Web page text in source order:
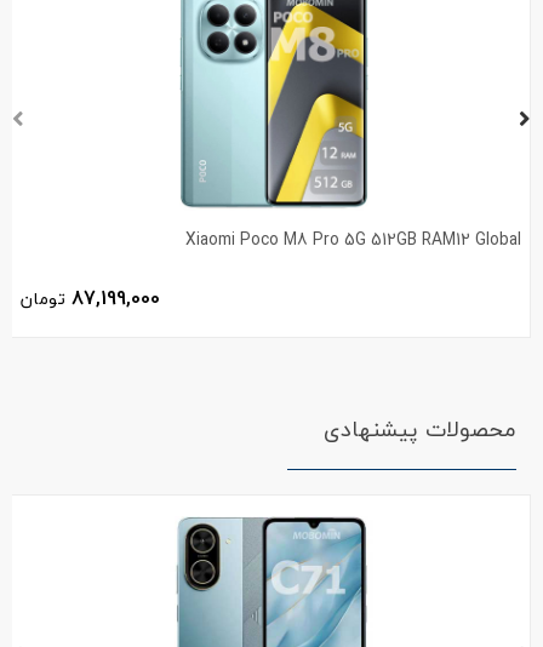
Xiaomi Poco M8 Pro 5G 512GB RAM12 Global
87,199,000 تومان
محصولات پیشنهادی